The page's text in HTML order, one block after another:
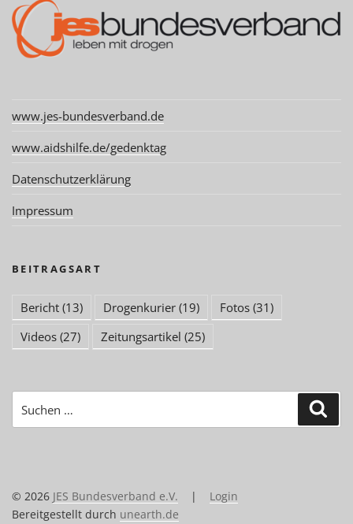
www.jes-bundesverband.de
www.aidshilfe.de/gedenktag
Datenschutzerklärung
Impressum
BEITRAGSART
Bericht (13) Drogenkurier (19) Fotos (31)
Videos (27) Zeitungsartikel (25)
nach:
© 2026 JES Bundesverband e.V. | Login
Bereitgestellt durch unearth.de